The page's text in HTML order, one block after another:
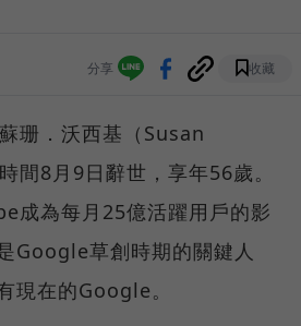
分享 收藏
珊．沃西基（Susan
間8月9日辭世，享年56歲。
成為每月25億活躍用戶的影
Google草創時期的關鍵人
現在的Google。